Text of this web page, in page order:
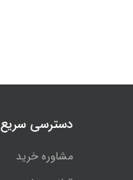
دسترسی سریع
مشاوره خرید